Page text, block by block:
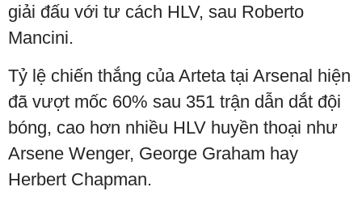
giải đấu với tư cách HLV, sau Roberto
Mancini.
Tỷ lệ chiến thắng của Arteta tại Arsenal hiện
đã vượt mốc 60% sau 351 trận dẫn dắt đội
bóng, cao hơn nhiều HLV huyền thoại như
Arsene Wenger, George Graham hay
Herbert Chapman.